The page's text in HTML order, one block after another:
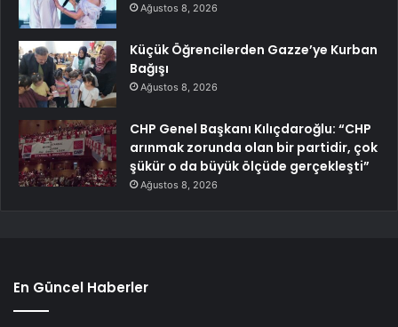
Ağustos 8, 2026
Küçük Öğrencilerden Gazze’ye Kurban
Bağışı
Ağustos 8, 2026
CHP Genel Başkanı Kılıçdaroğlu: “CHP
arınmak zorunda olan bir partidir, çok
şükür o da büyük ölçüde gerçekleşti”
Ağustos 8, 2026
En Güncel Haberler